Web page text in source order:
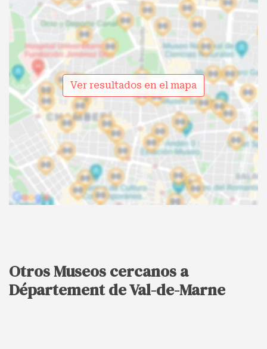
Ver resultados en el mapa
Otros Museos cercanos a
Département de Val-de-Marne